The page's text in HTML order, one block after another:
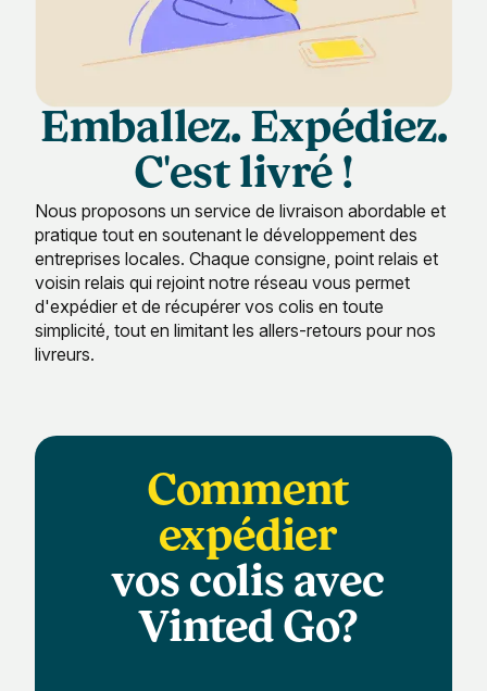
Emballez. Expédiez.
C'est livré !
Nous proposons un service de livraison abordable et
pratique tout en soutenant le développement des
entreprises locales. Chaque consigne, point relais et
voisin relais qui rejoint notre réseau vous permet
d'expédier et de récupérer vos colis en toute
simplicité, tout en limitant les allers-retours pour nos
livreurs.
Comment
expédier
vos colis avec
Vinted Go?